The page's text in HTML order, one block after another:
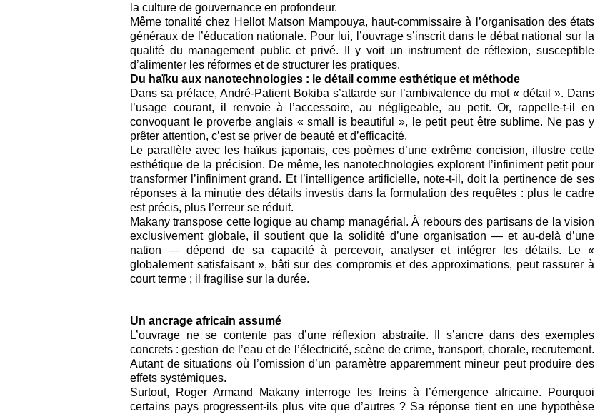
la culture de gouvernance en profondeur.
Même tonalité chez Hellot Matson Mampouya, haut-commissaire à l’organisation des états
généraux de l’éducation nationale. Pour lui, l’ouvrage s’inscrit dans le débat national sur la
qualité du management public et privé. Il y voit un instrument de réflexion, susceptible
d’alimenter les réformes et de structurer les pratiques.
Du haïku aux nanotechnologies : le détail comme esthétique et méthode
Dans sa préface, André-Patient Bokiba s’attarde sur l’ambivalence du mot « détail ». Dans
l’usage courant, il renvoie à l’accessoire, au négligeable, au petit. Or, rappelle-t-il en
convoquant le proverbe anglais « small is beautiful », le petit peut être sublime. Ne pas y
prêter attention, c’est se priver de beauté et d’efficacité.
Le parallèle avec les haïkus japonais, ces poèmes d’une extrême concision, illustre cette
esthétique de la précision. De même, les nanotechnologies explorent l’infiniment petit pour
transformer l’infiniment grand. Et l’intelligence artificielle, note-t-il, doit la pertinence de ses
réponses à la minutie des détails investis dans la formulation des requêtes : plus le cadre
est précis, plus l’erreur se réduit.
Makany transpose cette logique au champ managérial. À rebours des partisans de la vision
exclusivement globale, il soutient que la solidité d’une organisation — et au-delà d’une
nation — dépend de sa capacité à percevoir, analyser et intégrer les détails. Le «
globalement satisfaisant », bâti sur des compromis et des approximations, peut rassurer à
court terme ; il fragilise sur la durée.
Un ancrage africain assumé
L’ouvrage ne se contente pas d’une réflexion abstraite. Il s’ancre dans des exemples
concrets : gestion de l’eau et de l’électricité, scène de crime, transport, chorale, recrutement.
Autant de situations où l’omission d’un paramètre apparemment mineur peut produire des
effets systémiques.
Surtout, Roger Armand Makany interroge les freins à l’émergence africaine. Pourquoi
certains pays progressent-ils plus vite que d’autres ? Sa réponse tient en une hypothèse